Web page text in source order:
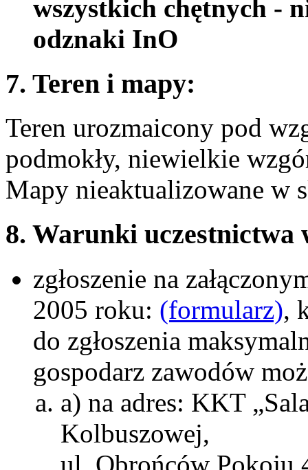
wszystkich chętnych -
odznaki InO
7. Teren i mapy:
Teren urozmaicony pod
podmokły, niewielkie
Mapy nieaktualizowane w
8. Warunki uczestnictwa
zgłoszenie na
2005 roku: (formularz),
do zgłoszenia
gospodarz zawodów
a) na adres: KKT
Kolbuszowej,
ul. Obrońców Pokoju